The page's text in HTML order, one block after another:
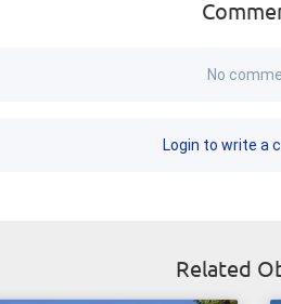
No
Login to write a
Related